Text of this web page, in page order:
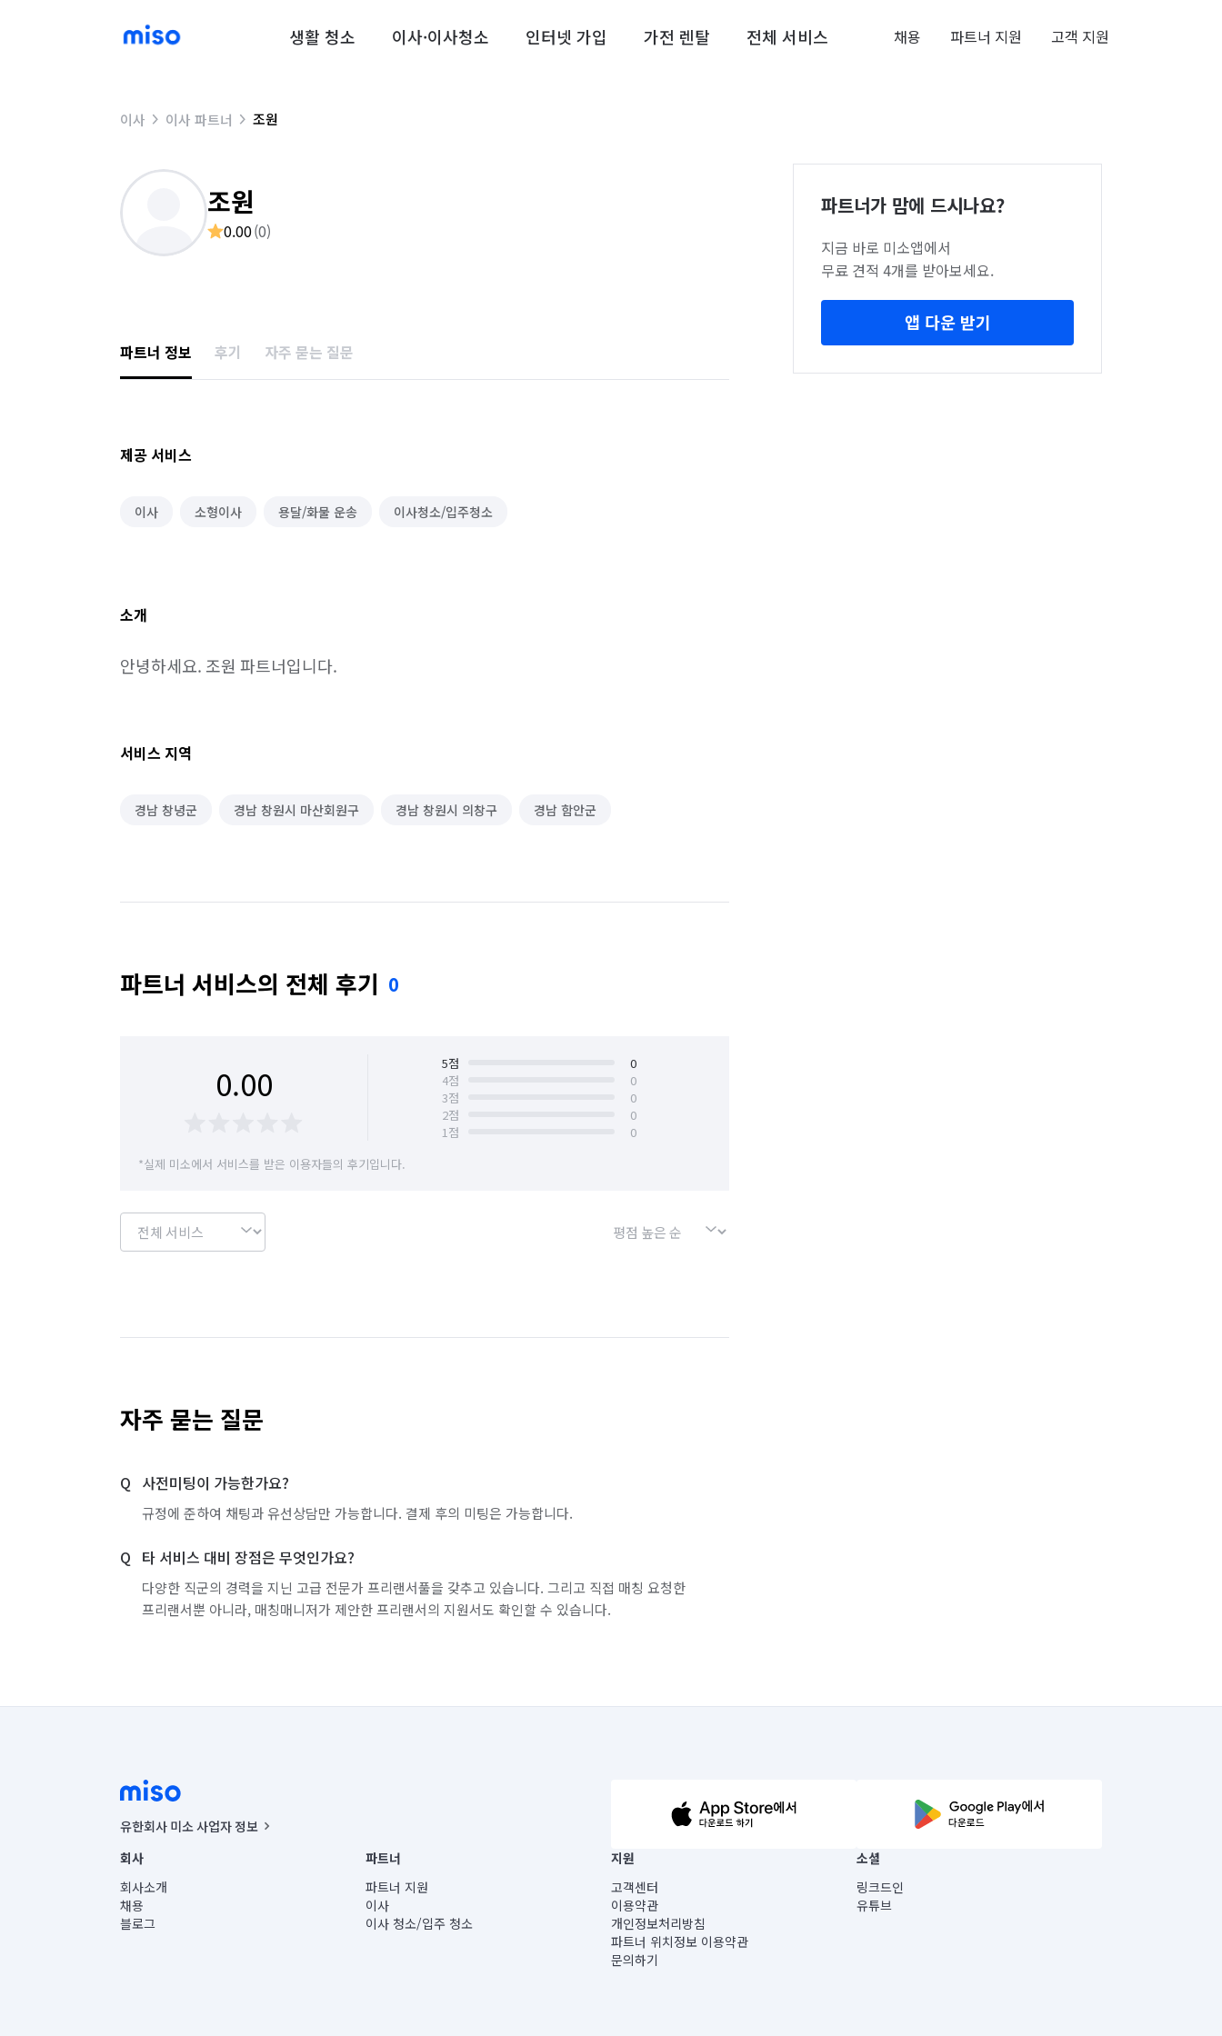
생활 청소 이사·이사청소 인터넷 가입 가전 렌탈 전체 서비스 채용 파트너 지원 고객 지원
이사 이사 파트너 조원
조원
0.00(0)
파트너 정보 후기 자주 묻는 질문
제공 서비스
이사 소형이사 용달/화물 운송 이사청소/입주청소
소개
안녕하세요. 조원 파트너입니다.
서비스 지역
경남 창녕군 경남 창원시 마산회원구 경남 창원시 의창구 경남 함안군
파트너 서비스의 전체 후기 0
0.00 5점
0
4점
0
3점
0
2점
0
1점
0
*실제 미소에서 서비스를 받은 이용자들의 후기입니다.
자주 묻는 질문
사전미팅이 가능한가요?
규정에 준하여 채팅과 유선상담만 가능합니다. 결제 후의 미팅은 가능합니다.
타 서비스 대비 장점은 무엇인가요?
다양한 직군의 경력을 지닌 고급 전문가 프리랜서풀을 갖추고 있습니다. 그리고 직접 매칭 요청한
프리랜서뿐 아니라, 매칭매니저가 제안한 프리랜서의 지원서도 확인할 수 있습니다.
파트너가 맘에 드시나요?
지금 바로 미소앱에서
무료 견적 4개를 받아보세요.
앱 다운 받기
유한회사 미소 사업자 정보
사업자등록번호 : 291-87-00271 | 인허가번호 : 2016-3220163-14-5-00019 |
통신판매신고번호 : 2024-서울종로-1400(공정거래위원회 정보) |
대표이사 : CHING VICTOR COLUMBIA RHEE
주소 | 본사: 서울특별시 종로구 율곡로 6(중학동, 트윈트리빌딩) B동 5층
컨택센터 : 서울특별시 종로구 수송동 율곡로 24, 7층, 8층 미소
회사
회사소개
채용
블로그
파트너
파트너 지원
이사
이사 청소/입주 청소
지원
고객센터
이용약관
개인정보처리방침
파트너 위치정보 이용약관
문의하기
소셜
링크드인
유튜브